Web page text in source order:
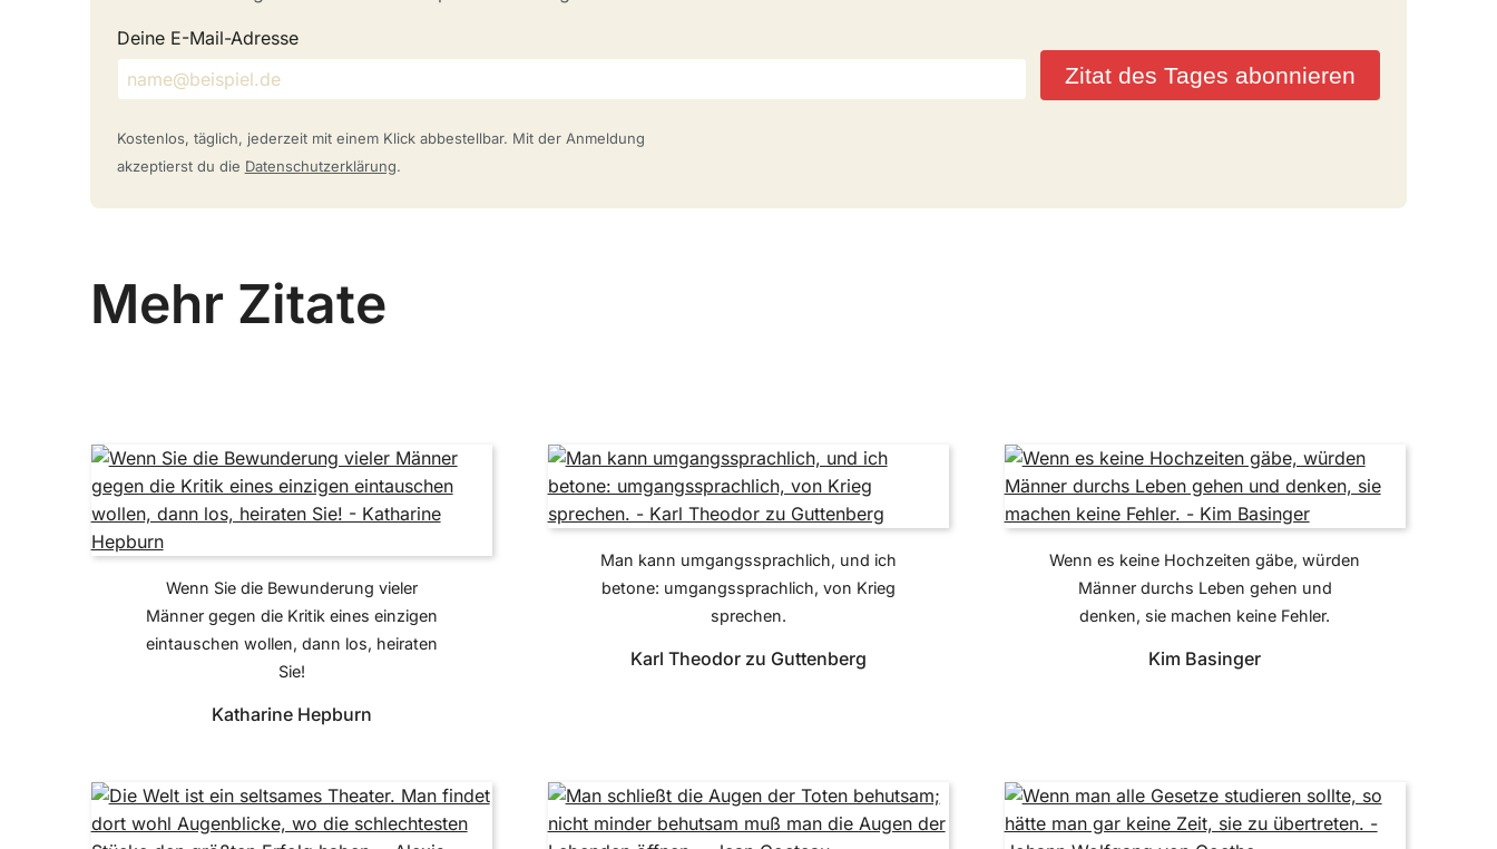
Deine E-Mail-Adresse
Zitat des Tages abonnieren
Kostenlos, täglich, jederzeit mit einem Klick abbestellbar. Mit der Anmeldung
akzeptierst du die Datenschutzerklärung.
Mehr Zitate
Wenn Sie die Bewunderung vieler
Männer gegen die Kritik eines einzigen
eintauschen wollen, dann los, heiraten
Sie!
Katharine Hepburn
Man kann umgangssprachlich, und ich
betone: umgangssprachlich, von Krieg
sprechen.
Karl Theodor zu Guttenberg
Wenn es keine Hochzeiten gäbe, würden
Männer durchs Leben gehen und
denken, sie machen keine Fehler.
Kim Basinger